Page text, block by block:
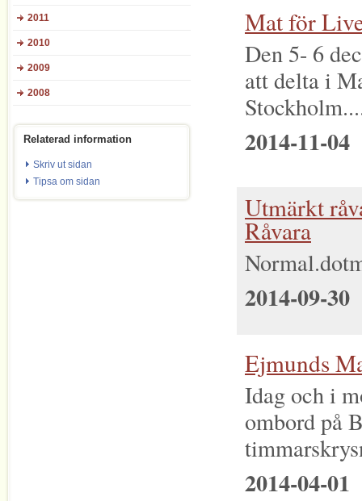
2011
2010
2009
2008
Relaterad information
Skriv ut sidan
Tipsa om sidan
Mat för
Den 5- 6
att delta i
2014-11-04
Utmärkt
Råvara
2014-09-30
Ejmunds
Idag och i
ombord på
2014-04-01